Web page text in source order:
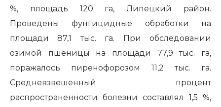
%, площадь 120 га, Липецкий район.
Проведены фунгицидные обработки на
площади 87,1 тыс. га. При обследовании
озимой пшеницы на площади 77,9 тыс. га,
поражалось пиренофорозом 11,2 тыс. га.
Средневзвешенный процент
распространенности болезни составлял 1,5 %,